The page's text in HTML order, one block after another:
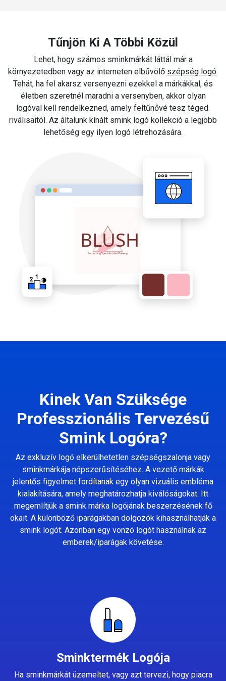
Tűnjön Ki A Többi Közül
Lehet, hogy számos sminkmárkát láttál már a
környezetedben vagy az interneten elbűvölő szépség logó.
Tehát, ha fel akarsz versenyezni ezekkel a márkákkal, és
életben szeretnél maradni a versenyben, akkor olyan
logóval kell rendelkezned, amely feltűnővé tesz téged.
riválisaitól. Az általunk kínált smink logó kollekció a legjobb
lehetőség egy ilyen logó létrehozására.
Kinek Van Szüksége
Professzionális Tervezésű
Smink Logóra?
Az exkluzív logó elkerülhetetlen szépségszalonja vagy
sminkmárkája népszerűsítéséhez. A vezető márkák
jelentős figyelmet fordítanak egy olyan vizuális embléma
kialakítására, amely meghatározhatja kiválóságokat. Itt
megemlítjük a smink márka logójának beszerzésének fő
okait. A különböző iparágakban dolgozók kihasználhatják a
smink logót. Azonban egy vonzó logót használnak az
emberek/iparágak követése.
Sminktermék Logója
Ha sminkmárkát üzemeltet, vagy azt tervezi, hogy piacra